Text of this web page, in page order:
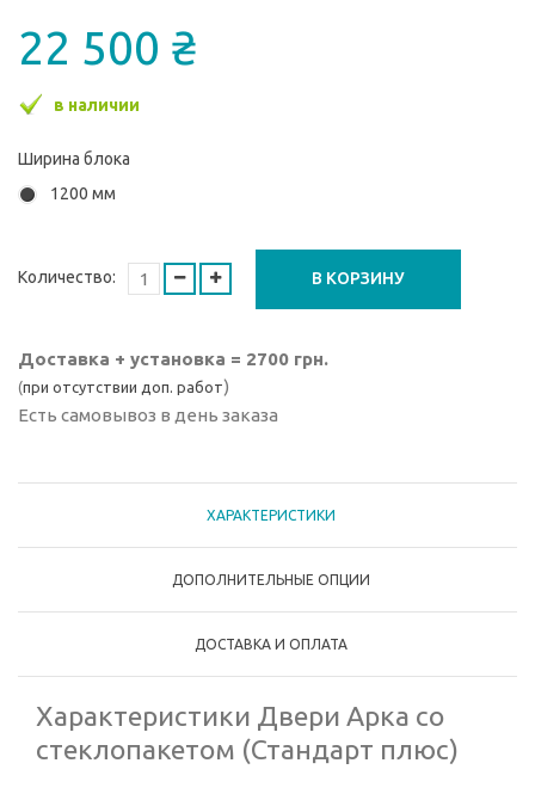
22 500 ₴
в наличии
Ширина блока
1200 мм
Количество: В КОРЗИНУ
Доставка + установка = 2700 грн.
(при отсутствии доп. работ)
Есть самовывоз в день заказа
ХАРАКТЕРИСТИКИ
ДОПОЛНИТЕЛЬНЫЕ ОПЦИИ
ДОСТАВКА И ОПЛАТА
Характеристики Двери Арка со
стеклопакетом (Стандарт плюс)